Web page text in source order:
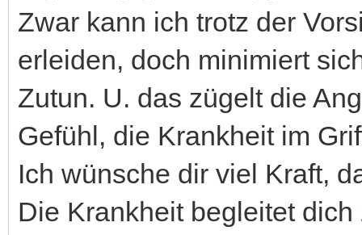
Zwar kann ich trotz der
erleiden, doch minimiert
Zutun. U. das zügelt die
Gefühl, die Krankheit im
Ich wünsche dir viel Kraft,
Die Krankheit begleitet